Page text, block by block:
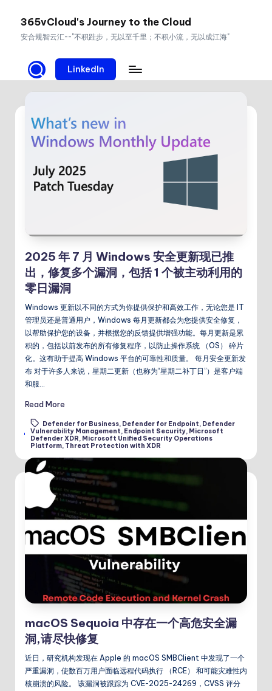
365vCloud's Journey to the Cloud
安合规智云汇--"不积跬步，无以至千里；不积小流，无以成江海"
LinkedIn
2025 年 7 月 Windows 安全更新现已推
出，修复多个漏洞，包括 1 个被主动利用的
零日漏洞
Windows 更新以不同的方式为你提供保护和高效工作，无论您是 IT
管理员还是普通用户，Windows 每月更新都会为您提供安全修复，
以帮助保护您的设备，并根据您的反馈提供增强功能。每月更新是累
积的，包括以前发布的所有修复程序，以防止操作系统 （OS） 碎片
化。这有助于提高 Windows 平台的可靠性和质量。 每月安全更新发
布 对于许多人来说，星期二更新（也称为“星期二补丁日”）是客户端
和服…
Read More
Tags:
Defender for Business Defender for Endpoint Defender
Vulnerability Management Endpoint Security Microsoft
Defender XDR Microsoft Unified Security Operations
Platform Threat Protection with XDR
macOS Sequoia 中存在一个高危安全漏
洞,请尽快修复
近日，研究机构发现在 Apple 的 macOS SMBClient 中发现了一个
严重漏洞，使数百万用户面临远程代码执行 （RCE） 和可能灾难性内
核崩溃的风险。 该漏洞被跟踪为 CVE-2025-24269，CVSS 评分